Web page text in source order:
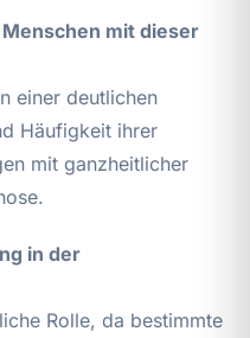
mit dieser
einer deutlichen
Häufigkeit ihrer
mit ganzheitlicher
in der
Rolle, da bestimmte